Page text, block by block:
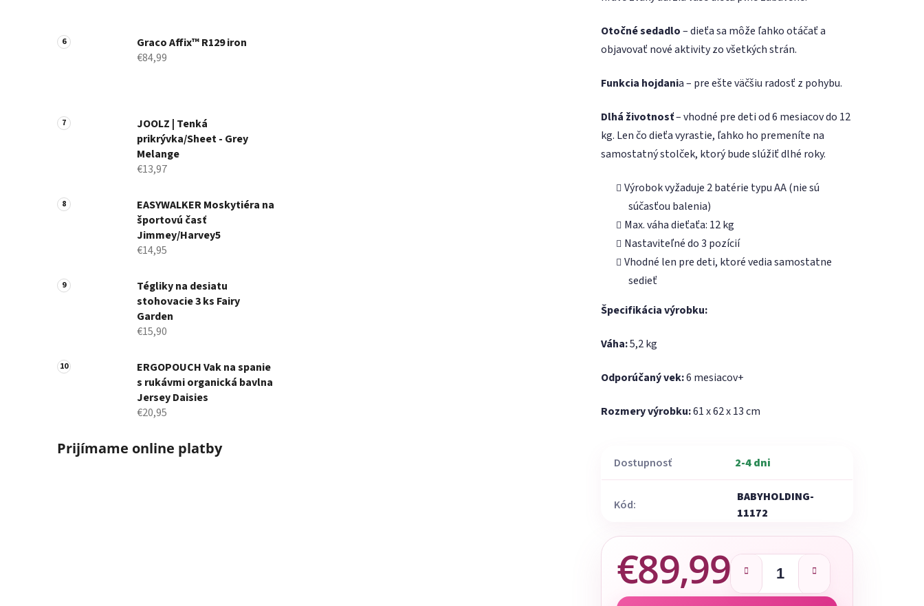
Graco Affix™ R129 iron
€84,99
JOOLZ | Tenká
prikrývka/Sheet - Grey
Melange
€13,97
EASYWALKER Moskytiéra na
športovú časť
Jimmey/Harvey5
€14,95
Tégliky na desiatu
stohovacie 3 ks Fairy
Garden
€15,90
ERGOPOUCH Vak na spanie
s rukávmi organická bavlna
Jersey Daisies
€20,95
Prijímame online platby
Otočné sedadlo– dieťa sa môže ľahko otáčať a
objavovať nové aktivity zo všetkých strán.
Funkcia hojdania – pre ešte väčšiu radosť z pohybu.
Dlhá životnosť– vhodné pre deti od 6 mesiacov do 12
kg. Len čo dieťa vyrastie, ľahko ho premeníte na
samostatný stolček, ktorý bude slúžiť dlhé roky.
Výrobok vyžaduje 2 batérie typu AA (nie sú
súčasťou balenia)
Max. váha dieťaťa: 12 kg
Nastaviteľné do 3 pozícií
Vhodné len pre deti, ktoré vedia samostatne
sedieť
Špecifikácia výrobku:
Váha:5,2 kg
Odporúčaný vek:6 mesiacov+
Rozmery výrobku:61 x 62 x 13 cm
Dostupnosť 2-4 dni
Kód:
BABYHOLDING-
11172
€89,99
Jednotková cena: